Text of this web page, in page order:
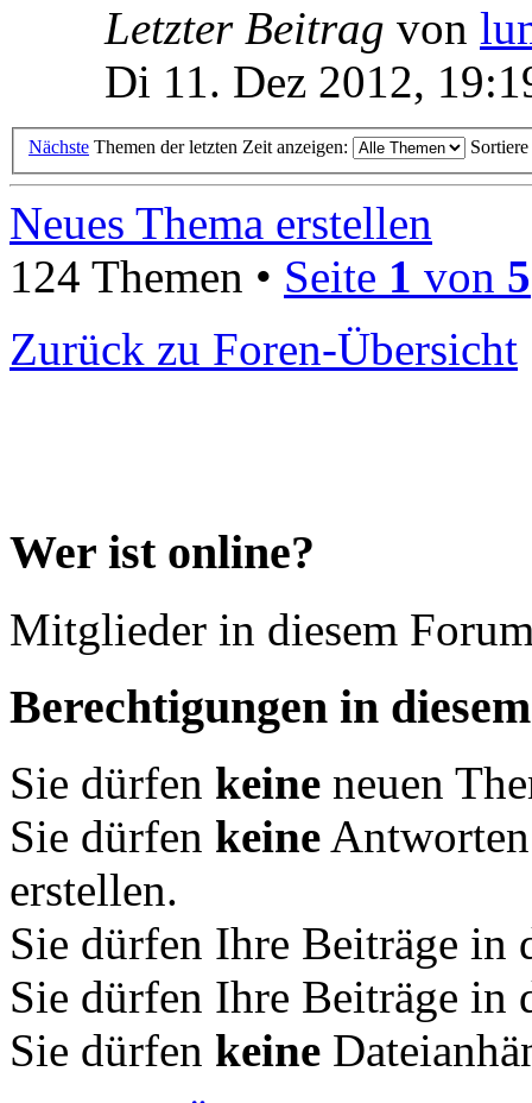
Letzter Beitrag von
Di 11. Dez 2012,
Nächste Themen der letzten Zeit anzeigen:
Neues Thema erstellen
124 Themen • Seite 1 von 5
Zurück zu Foren-Übersicht
Wer ist online?
Mitglieder in diesem
Berechtigungen in
Sie dürfen keine neuen
Sie dürfen keine
erstellen.
Sie dürfen Ihre Beiträge in
Sie dürfen Ihre Beiträge in
Sie dürfen keine